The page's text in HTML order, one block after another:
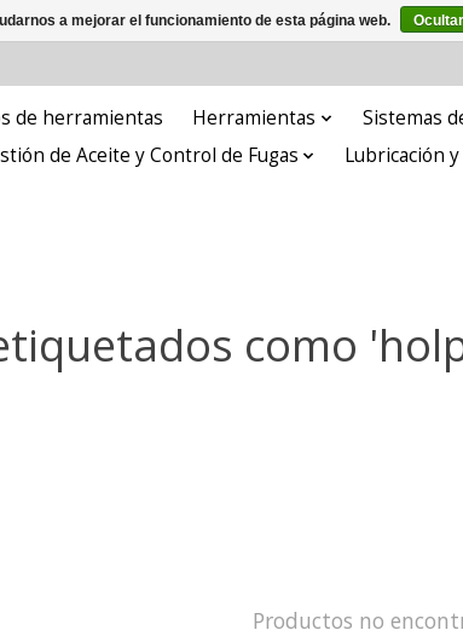
de herramientas Herramientas Sistemas
de Aceite y Control de Fugas Lubricación
como
Productos no
a mejorar el funcionamiento de esta página web.